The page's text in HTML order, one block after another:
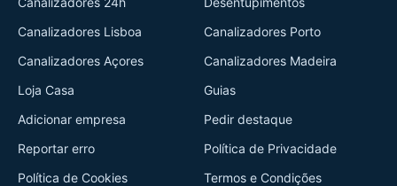
Canalizadores Lisboa
Canalizadores Porto
Canalizadores Açores
Canalizadores Madeira
Loja Casa
Guias
Adicionar empresa
Pedir destaque
Reportar erro
Política de Privacidade
Política de Cookies
Termos e Condições